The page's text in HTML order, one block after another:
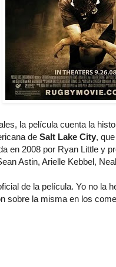
la película cuenta la
de Salt Lake City,
en 2008 por Ryan Little y
Astin, Arielle Kebbel,
de la película. Yo no la
sobre la misma en los